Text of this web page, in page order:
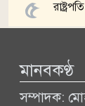
মানবকণ্ঠ
সম্পাদক: